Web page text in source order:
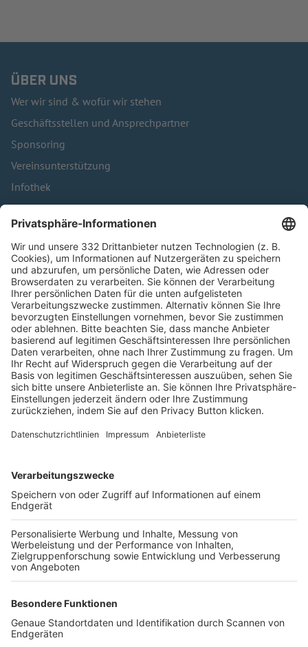
ÜBER UNS
Wer wir sind & wofür wir stehen
Geschäftsstellen und Ansprechpartner
Sponsoring
Vereinsunterstützung
Infothek
Kontakt
HÄUFIG BESUCHTE SEITEN
Pässe und Vereinswechsel
Trainerausbildung
Schulungsangebot Vereinsmitarbeiter
BFV-Geschäftsstellen
Trainerbörse
Login SpielPlus
FOLGE DEM BFV
TOP-VEREINE
TOP-PARTNER